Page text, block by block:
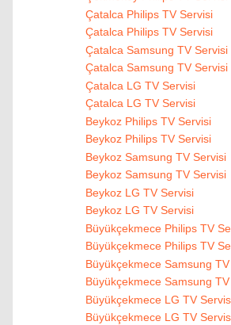
Çatalca Philips TV Servisi
Çatalca Philips TV Servisi
Çatalca Samsung TV Servisi
Çatalca Samsung TV Servisi
Çatalca LG TV Servisi
Çatalca LG TV Servisi
Beykoz Philips TV Servisi
Beykoz Philips TV Servisi
Beykoz Samsung TV Servisi
Beykoz Samsung TV Servisi
Beykoz LG TV Servisi
Beykoz LG TV Servisi
Büyükçekmece Philips TV
Büyükçekmece Philips TV
Büyükçekmece Samsung
Büyükçekmece Samsung
Büyükçekmece LG TV
Büyükçekmece LG TV